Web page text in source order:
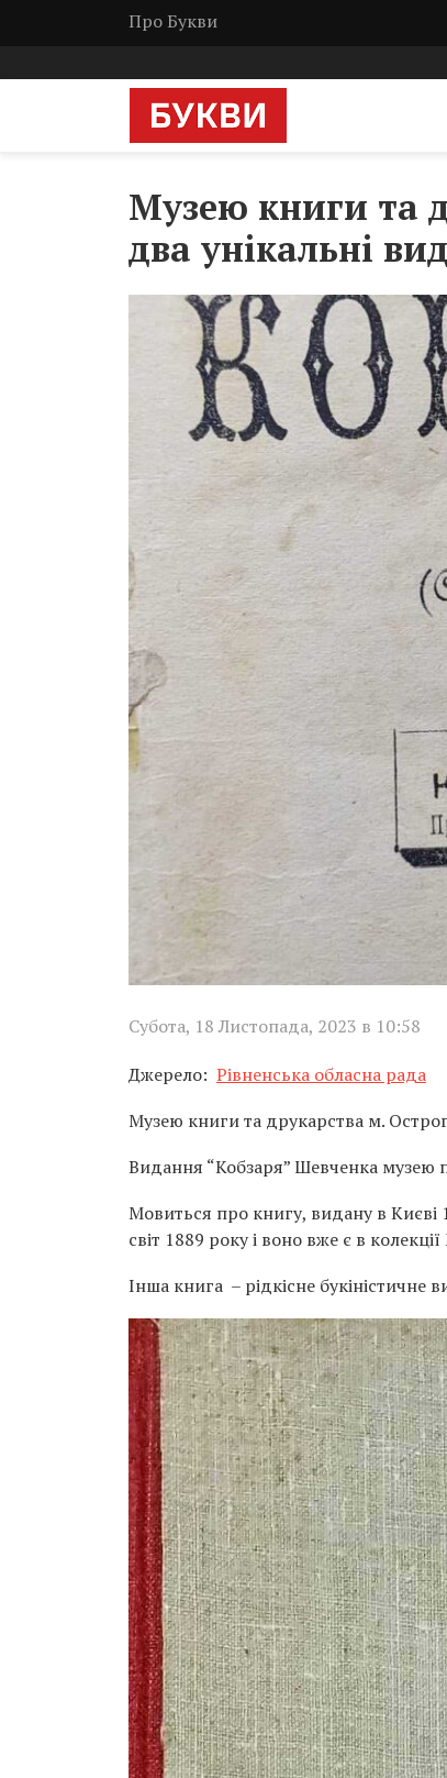
Про Букви
Музею книги та
два унікальні
Субота, 18 Листопада, 2023 в 10:58
Джерело: Рівненська обласна рада
Музею книги та друкарства м.
Видання “Кобзаря” Шевченка музею
Мовиться про книгу, видану в Києві
світ 1889 року і воно вже є в
Інша книга – рідкісне